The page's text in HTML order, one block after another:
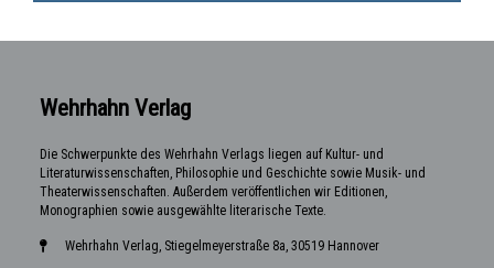
Wehrhahn Verlag
Die Schwerpunkte des Wehrhahn Verlags liegen auf Kultur- und
Literaturwissenschaften, Philosophie und Geschichte sowie Musik- und
Theaterwissenschaften. Außerdem veröffentlichen wir Editionen,
Monographien sowie ausgewählte literarische Texte.
Wehrhahn Verlag, Stiegelmeyerstraße 8a, 30519 Hannover